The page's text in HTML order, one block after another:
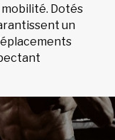
Dotés
un